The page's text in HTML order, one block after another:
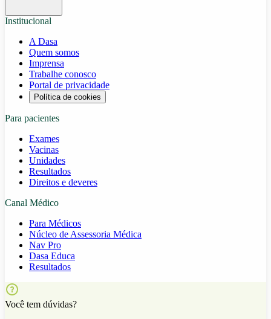
Institucional
A Dasa
Quem somos
Imprensa
Trabalhe conosco
Portal de privacidade
Política de cookies
Para pacientes
Exames
Vacinas
Unidades
Resultados
Direitos e deveres
Canal Médico
Para Médicos
Núcleo de Assessoria Médica
Nav Pro
Dasa Educa
Resultados
Você tem dúvidas?